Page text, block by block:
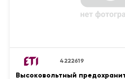
4222619
Высоковольтный